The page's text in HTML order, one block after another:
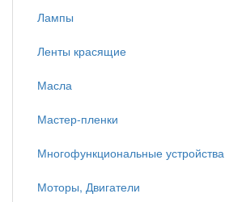
Лампы
Ленты красящие
Масла
Мастер-пленки
Многофункциональные устройства
Моторы, Двигатели